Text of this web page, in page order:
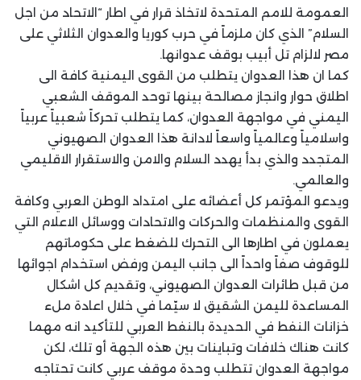
العمومة للامم المتحدة لاتخاذ قرار في اطار “الاتحاد من اجل
السلام” الذي كان ملزماً في حرب كوريا والعدوان الثلاثي على
مصر لالزام تل أبيب بوقف عدوانها.
كما ان هذا العدوان يتطلب من القوى اليمنية كافة الى
اطلاق حوار وانجاز مصالحة بينها توحد الموقف الشعبي
اليمني في مواجهة العدوان، كما يتطلب تحركاً شعبياً عربياً
واسلامياً وعالمياً واسعاً لادانة هذا العدوان الصهيوني
المتجدد والذي بدأ يهدد السلام والامن والاستقرار الاقليمي
والعالمي.
ويدعو المؤتمر كل أعضائه على امتداد الوطن العربي وكافة
القوى والمنظمات والحركات والاتحادات ووسائل الاعلام التي
يعملون في اطارها الى التحرك للضغط على حكوماتهم
للوقوف صفاً واحداً الى جانب اليمن ورفض استخدام اجوائها
من قبل طائرات العدوان الصهيوني، وتقديم كل اشكال
المساعدة لليمن الشقيق لا سيّما في خلال اعادة ملء
خزانات النفط في الحديدة بالنفط العربي للتأكيد انه مهما
كانت هناك خلافات وتباينات بين هذه الجهة أو تلك، لكن
مواجهة العدوان تتطلب وحدة موقف عربي كانت تحتاجه